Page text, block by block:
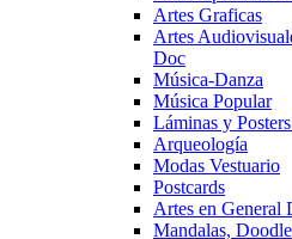
Artes Graficas
Artes
Doc
Música-Danza
Música Popular
Láminas y
Arqueología
Modas Vestuario
Postcards
Artes en General
Mandalas,